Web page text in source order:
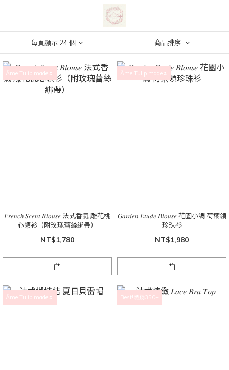
每頁顯示 24 個 商品排序
Âme Tulip made🌷
𝐹𝑟𝑒𝑛𝑐ℎ 𝑆𝑐𝑒𝑛𝑡 𝐵𝑙𝑜𝑢𝑠𝑒 法式香氣 雕花桃
心領衫（附玫瑰蕾絲綁帶）
NT$1,780
Âme Tulip made🌷
𝐺𝑎𝑟𝑑𝑒𝑛 𝐸𝑡𝑢𝑑𝑒 𝐵𝑙𝑜𝑢𝑠𝑒 花園小調 荷葉領
珍珠衫
NT$1,980
Âme Tulip made🌷 Best!熱銷350+